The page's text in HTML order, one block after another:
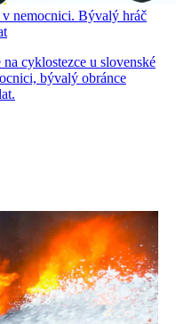
v nemocnici. Bývalý hráč
cyklostezce u slovenské
bývalý obránce